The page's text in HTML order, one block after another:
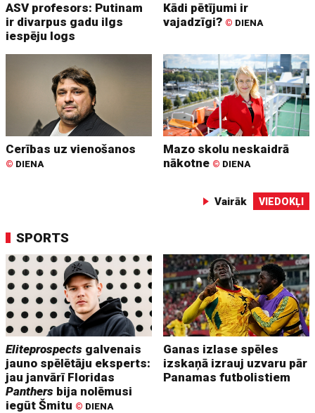
ASV profesors: Putinam
ir divarpus gadu ilgs
iespēju logs
Kādi pētījumi ir
vajadzīgi? © DIENA
Cerības uz vienošanos
© DIENA
Mazo skolu neskaidrā
nākotne © DIENA
Vairāk VIEDOKĻI
SPORTS
Eliteprospects galvenais
jauno spēlētāju eksperts:
jau janvārī Floridas
Panthers bija nolēmusi
iegūt Šmitu © DIENA
Ganas izlase spēles
izskaņā izrauj uzvaru pār
Panamas futbolistiem